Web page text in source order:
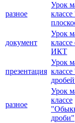
разное
Урок
документ
Урок
ИКТ
презентация
Урок
разное
Урок
классе
дроби"